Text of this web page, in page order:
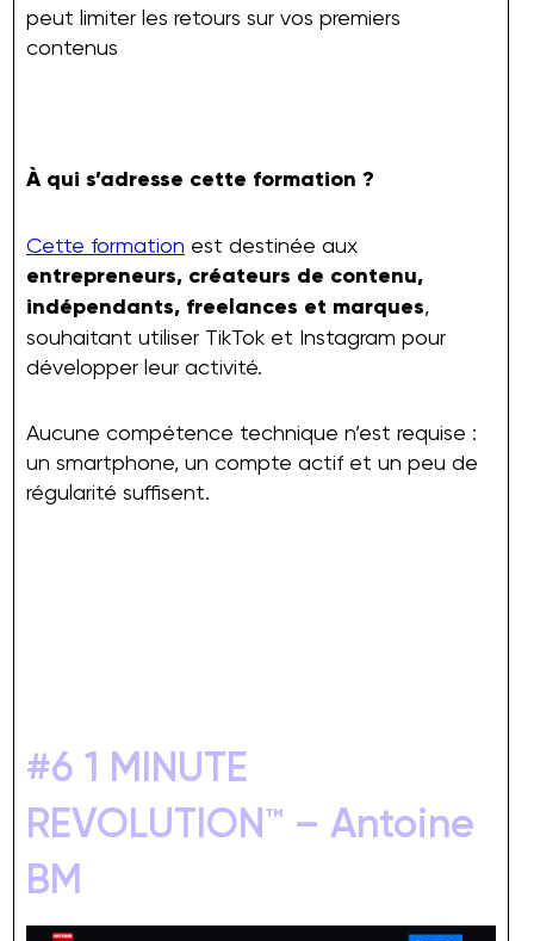
peut limiter les retours sur vos premiers
contenus
À qui s’adresse cette formation ?
Cette formation est destinée aux
entrepreneurs, créateurs de contenu,
indépendants, freelances et marques,
souhaitant utiliser TikTok et Instagram pour
développer leur activité.
Aucune compétence technique n’est requise :
un smartphone, un compte actif et un peu de
régularité suffisent.
#6 1 MINUTE
REVOLUTION™ – Antoine
BM